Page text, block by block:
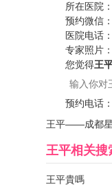
所在医院：
预约微信
医院电话
专家照片：
您觉得王
预约电话
王平——成都星
王平相关搜
王平貴嗎